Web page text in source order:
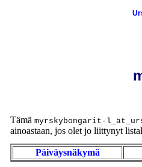
Tämä myrskybongarit-
ainoastaan, jos olet jo liittynyt
Päiväysnäkymä